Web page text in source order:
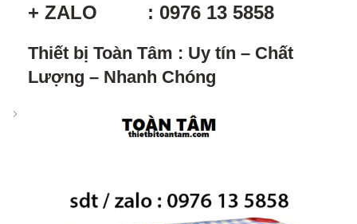
+ ZALO : 0976 13 5858
Thiết bị Toàn Tâm : Uy tín – Chất
Lượng – Nhanh Chóng